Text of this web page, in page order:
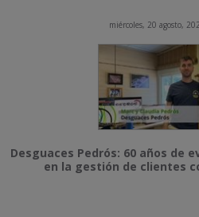
miércoles, 20 agosto,
Desguaces Pedrós: 60 años de
en la gestión de clientes